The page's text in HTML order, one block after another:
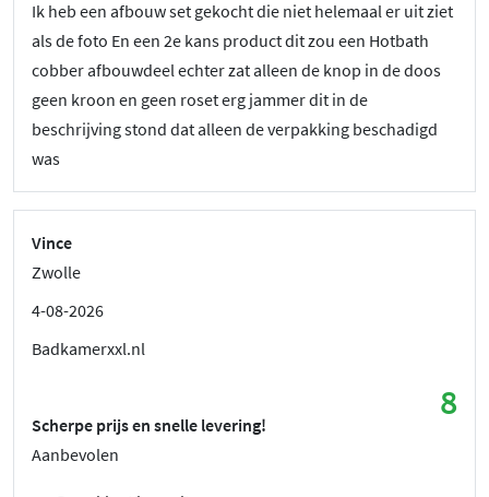
Ik heb een afbouw set gekocht die niet helemaal er uit ziet
als de foto En een 2e kans product dit zou een Hotbath
cobber afbouwdeel echter zat alleen de knop in de doos
geen kroon en geen roset erg jammer dit in de
beschrijving stond dat alleen de verpakking beschadigd
was
Vince
Zwolle
4-08-2026
Badkamerxxl.nl
8
Scherpe prijs en snelle levering!
Aanbevolen